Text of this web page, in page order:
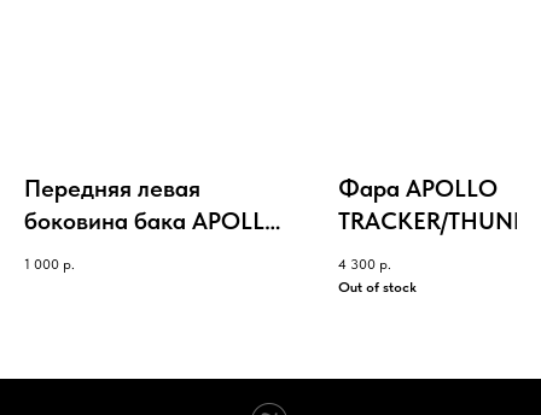
Передняя левая
боковина бака APOLLO
RFZ чёрная
1 000 р.
Фара APOLLO
TRACKER/
4 300 р.
Out of stock